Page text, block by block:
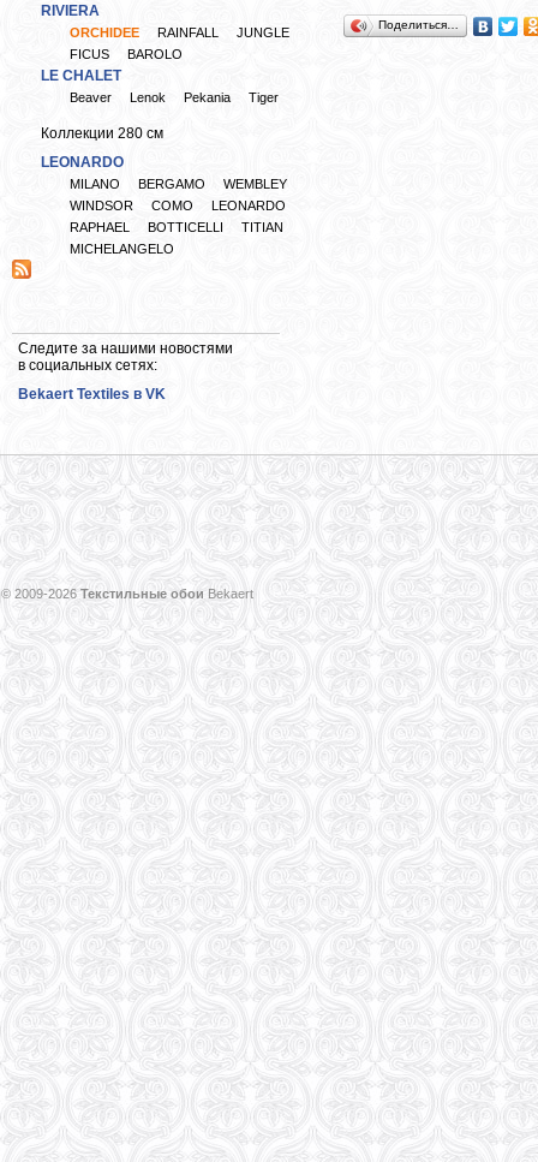
RIVIERA
ORCHIDEE RAINFALL
JUNGLE
FICUS
BAROLO
LE CHALET
Beaver Lenok Pekania Tiger
Коллекции 280 см
LEONARDO
MILANO BERGAMO
WEMBLEY
WINDSOR
COMO
LEONARDO
RAPHAEL
BOTTICELLI
TITIAN
MICHELANGELO
Следите за нашими новостями
в социальных сетях:
Bekaert Textiles в VK
Поделиться…
© 2009-2026Текстильные обои Bekaert